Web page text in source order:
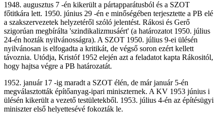
1948. augusztus 7 -én kikerült a pártapparátusból és a SZOT
főtitkára lett. 1950. június 29 -én e minőségében terjesztette a PB elé
a szakszervezetek helyzetéről szóló jelentést. Rákosi és Gerő
szigorúan megbírálta 'szindikalizmusáért' (a határozatot 1950. július
24-én hozták nyilvánosságra). A SZOT 1950. július 9-ei ülésén
nyilvánosan is elfogadta a kritikát, de végső soron ezért kellett
távoznia. Utódja, Kristóf 1952 elején azt a feladatot kapta Rákositól,
hogy hajtsa végre a PB határozatát.
1952. január 17 -ig maradt a SZOT élén, de már január 5-én
megválasztották építőanyag-ipari miniszternek. A KV 1953 június i
ülésén kikerült a vezető testületekből. 1953. július 4-én az építésügyi
miniszter első helyettesévé fokozták le.